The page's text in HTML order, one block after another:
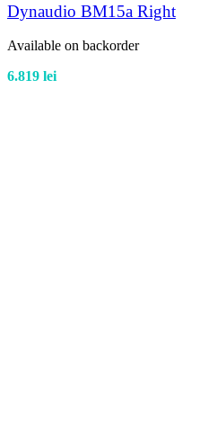
Dynaudio BM15a Right
Available on backorder
6.819 lei